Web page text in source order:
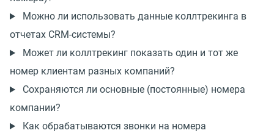
Можно ли использовать данные коллтрекинга в
отчетах CRM-системы?
Может ли коллтрекинг показать один и тот же
номер клиентам разных компаний?
Сохраняются ли основные (постоянные) номера
компании?
Как обрабатываются звонки на номера